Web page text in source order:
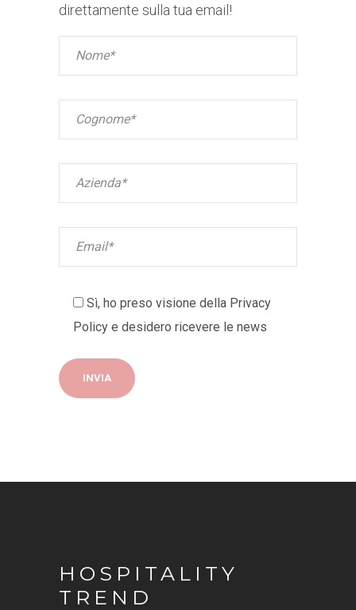
direttamente sulla tua email!
Sì, ho preso visione della Privacy
Policy e desidero ricevere le news
HOSPITALITY
TREND